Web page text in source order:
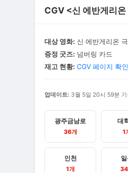
CGV <신 에반게리
대상 영화: 신 에반게리온
증정 굿즈: 넘버링 카드
재고 현황: CGV 페이지 확
업데이트: 3월 5일 20시 59분 기
광주금남로
36개
대
1
인천
1개